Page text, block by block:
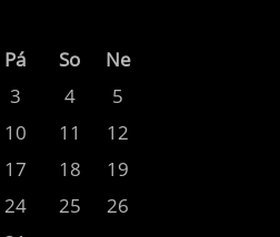
Pá So
Ne
3 4
5
10 11
12
17 18
19
24 25
26